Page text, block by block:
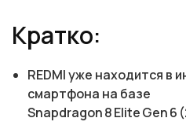
Кратко:
REDMI уже находится в
смартфона на базе
Snapdragon 8 Elite Gen 6